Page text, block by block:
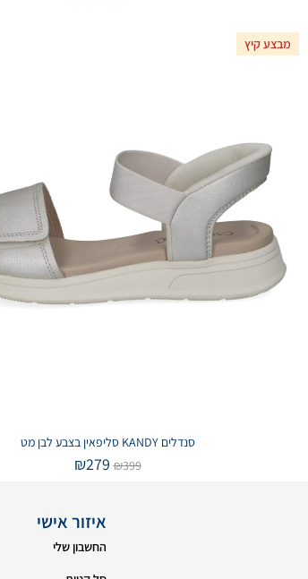
מבצע קיץ
סנדלים KANDY סליפאין בצבע לבן מט
₪399
₪279
איזור אישי
החשבון שלי